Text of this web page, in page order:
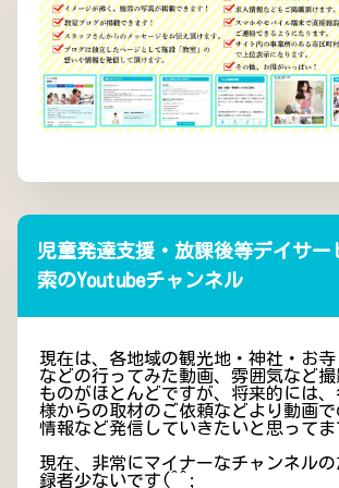
児童発達支援・放課後等デイサー
索のYoutubeチャンネル
現在は、各地域の観光地・神社・お寺
などの行ってみた動画、雰囲気など撮
ものがほとんどですが、将来的には
様からの取材のご依頼などより動画
情報など発信していきたいと思ってま
現在、非常にマイナーなチャンネル
録者少ないです(^^;